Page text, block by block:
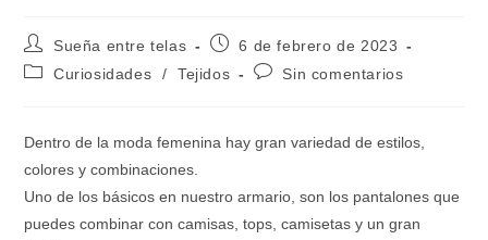
Autor
de
la
Sueña entre telas
Publicación
la
6 de febrero de 2023
Categoría
Curiosidades / Tejidos
Comentarios
Sin comentarios
Dentro de la moda femenina hay gran variedad de estilos,
colores y combinaciones.
Uno de los básicos en nuestro armario, son los pantalones que
puedes combinar con camisas, tops, camisetas y un gran